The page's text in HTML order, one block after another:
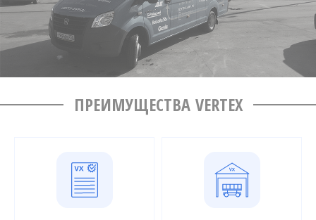
ПРЕИМУЩЕСТВА VERTEX